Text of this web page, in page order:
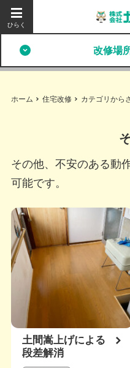
改修場
ホーム 住宅改修 カテゴリから
その他、不安のある動
可能です。
土間嵩上げによる
段差解消